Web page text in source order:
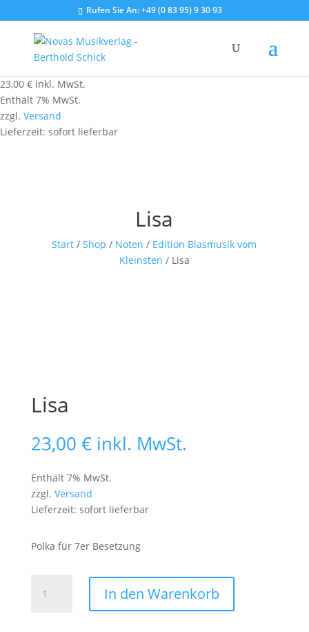
Rufen Sie An:+49 (0 83 95) 9 30 93
23,00 € inkl. MwSt.
Enthält 7% MwSt.
zzgl. Versand
Lieferzeit: sofort lieferbar
Lisa
Start /Shop / Noten / Edition Blasmusik vom
Kleinsten / Lisa
Lisa
23,00 € inkl. MwSt.
Enthält 7% MwSt.
zzgl. Versand
Lieferzeit: sofort lieferbar
Polka für 7er Besetzung
Menge
In den Warenkorb